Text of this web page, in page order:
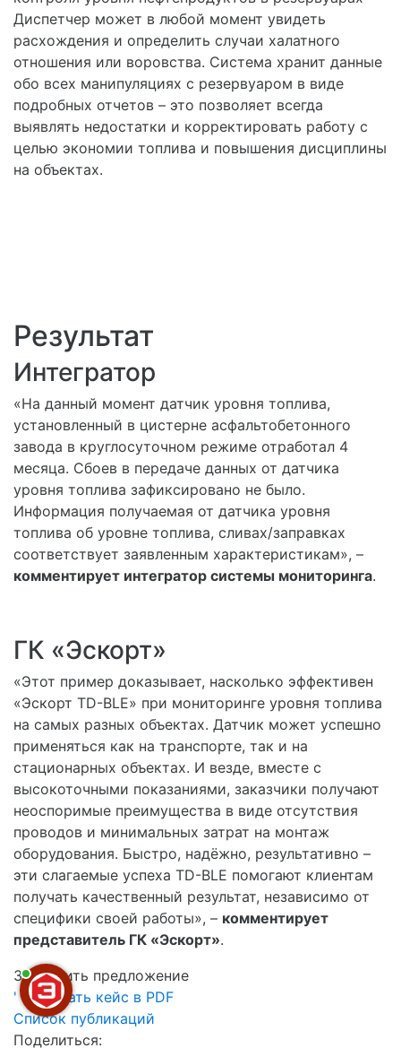
Диспетчер может в любой момент увидеть
расхождения и определить случаи халатного
отношения или воровства. Система хранит данные
обо всех манипуляциях с резервуаром в виде
подробных отчетов – это позволяет всегда
выявлять недостатки и корректировать работу с
целью экономии топлива и повышения дисциплины
на объектах.
Результат
Интегратор
«На данный момент датчик уровня топлива,
установленный в цистерне асфальтобетонного
завода в круглосуточном режиме отработал 4
месяца. Сбоев в передаче данных от датчика
уровня топлива зафиксировано не было.
Информация получаемая от датчика уровня
топлива об уровне топлива, сливах/заправках
соответствует заявленным характеристикам», –
комментирует интегратор системы мониторинга.
ГК «Эскорт»
«Этот пример доказывает, насколько эффективен
«Эскорт TD-BLE» при мониторинге уровня топлива
на самых разных объектах. Датчик может успешно
применяться как на транспорте, так и на
стационарных объектах. И везде, вместе с
высокоточными показаниями, заказчики получают
неоспоримые преимущества в виде отсутствия
проводов и минимальных затрат на монтаж
оборудования. Быстро, надёжно, результативно –
эти слагаемые успеха TD-BLE помогают клиентам
получать качественный результат, независимо от
специфики своей работы», – комментирует
представитель ГК «Эскорт».
Запросить предложение
' . 'Скачать кейс в PDF
Список публикаций
Поделиться: